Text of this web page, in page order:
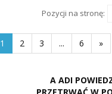
Pozycji na stronę:
1 2 3 ... 6 »
A ADI